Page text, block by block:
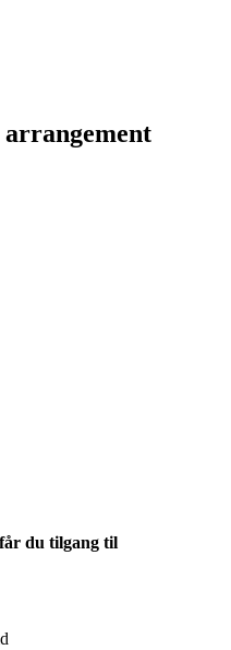
du tilgang til